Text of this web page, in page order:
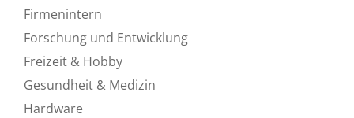
Firmenintern
Forschung und Entwicklung
Freizeit & Hobby
Gesundheit & Medizin
Hardware